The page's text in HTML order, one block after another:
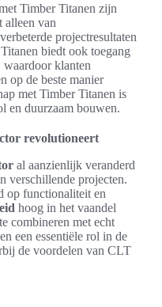
Timber Titanen zijn
alleen van
projectresultaten
biedt ook toegang
waardoor klanten
op de beste manier
met Timber Titanen is
en duurzaam bouwen.
revolutioneert
al aanzienlijk veranderd
verschillende projecten.
op functionaliteit en
hoog in het vaandel
combineren met echt
een essentiële rol in de
de voordelen van CLT